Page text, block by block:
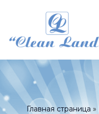
Главная страница »